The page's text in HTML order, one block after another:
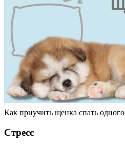
Как приучить щенка спать одного
Стресс